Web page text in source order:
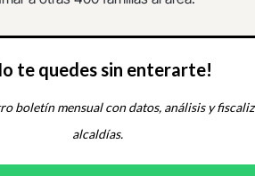
te quedes sin enterarte!
boletín mensual con datos, análisis y
alcaldías.